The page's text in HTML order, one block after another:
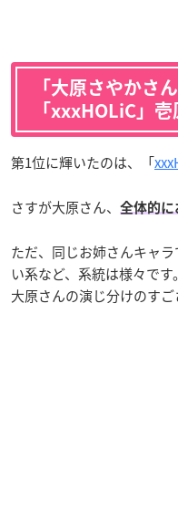
「大原さやかさ
「xxxHOLiC」壱
第1位に輝いたのは、「
さすが大原さん、 全体的に
ただ、同じお姉さんキャ
い系など、系統は様々です。
大原さんの演じ分けのす